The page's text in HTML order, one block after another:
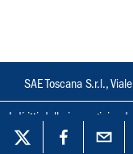
SAE Toscana S.r.l.,
I diritti delle immagini e
loro riproduzione con